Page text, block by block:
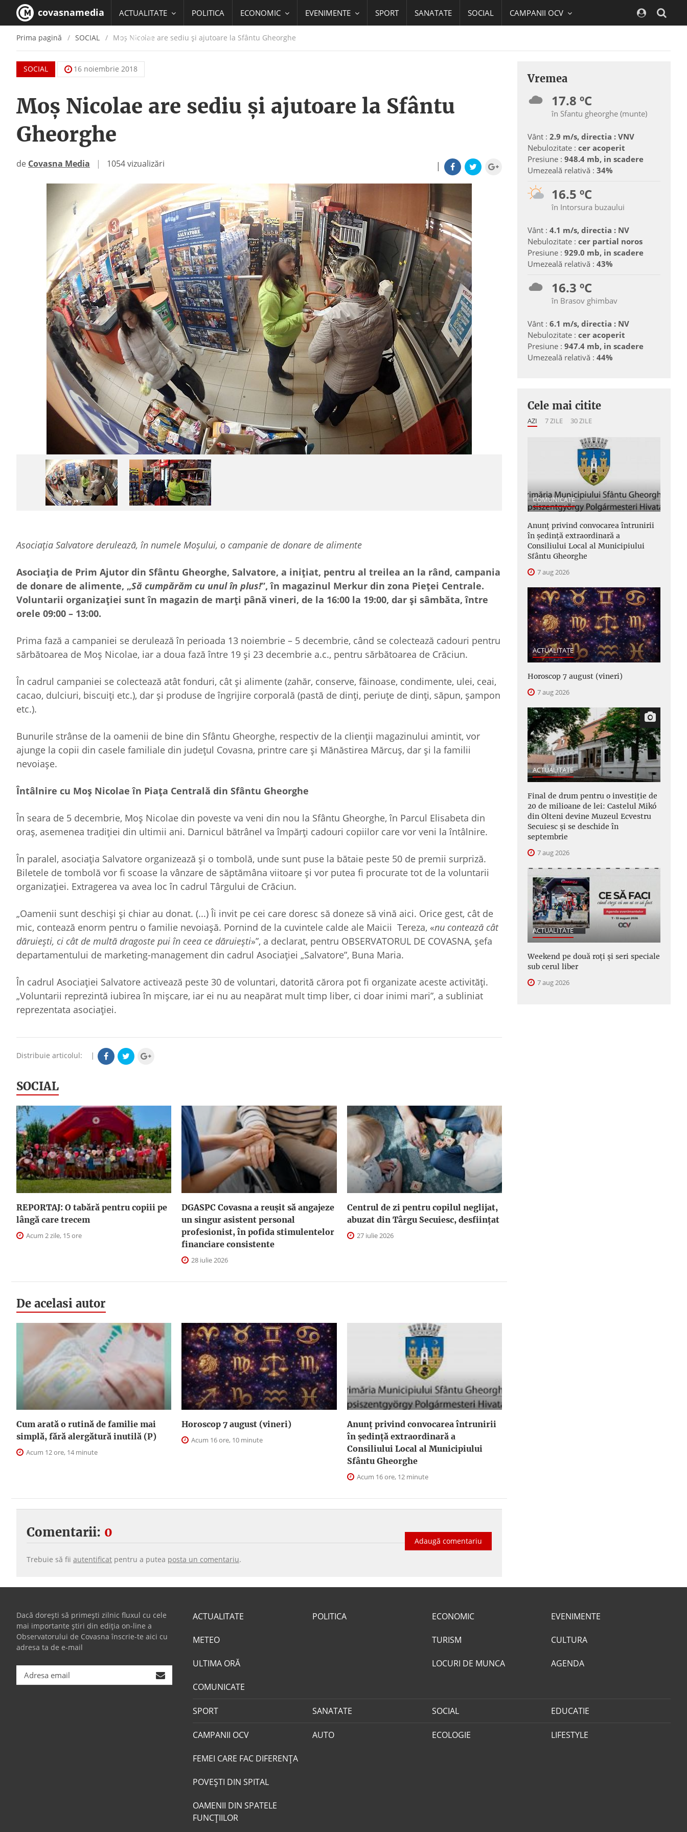
covasnamedia ACTUALITATE POLITICA ECONOMIC EVENIMENTE SPORT SANATATE SOCIAL CAMPANII OCV
EDUCATIE
Prima pagină SOCIAL Moș Nicolae are sediu și ajutoare la Sfântu Gheorghe
SOCIAL 16 noiembrie 2018
Moș Nicolae are sediu și ajutoare la Sfântu
Gheorghe
|
de Covasna Media | 1054 vizualizări
Asociația Salvatore derulează, în numele Moșului, o campanie de donare de alimente
Asociația de Prim Ajutor din Sfântu Gheorghe, Salvatore, a inițiat, pentru al treilea an la rând, campania
de donare de alimente, „Să cumpărăm cu unul în plus!”, în magazinul Merkur din zona Pieței Centrale.
Voluntarii organizației sunt în magazin de marți până vineri, de la 16:00 la 19:00, dar și sâmbăta, între
orele 09:00 – 13:00.
Prima fază a campaniei se derulează în perioada 13 noiembrie – 5 decembrie, când se colectează cadouri pentru
sărbătoarea de Moș Nicolae, iar a doua fază între 19 și 23 decembrie a.c., pentru sărbătoarea de Crăciun.
În cadrul campaniei se colectează atât fonduri, cât și alimente (zahăr, conserve, făinoase, condimente, ulei, ceai,
cacao, dulciuri, biscuiți etc.), dar și produse de îngrijire corporală (pastă de dinți, periuțe de dinți, săpun, șampon
etc.).
Bunurile strânse de la oamenii de bine din Sfântu Gheorghe, respectiv de la clienții magazinului amintit, vor
ajunge la copii din casele familiale din județul Covasna, printre care și Mănăstirea Mărcuș, dar și la familii
nevoiașe.
Întâlnire cu Moș Nicolae în Piața Centrală din Sfântu Gheorghe
În seara de 5 decembrie, Moș Nicolae din poveste va veni din nou la Sfântu Gheorghe, în Parcul Elisabeta din
oraș, asemenea tradiției din ultimii ani. Darnicul bătrânel va împărți cadouri copiilor care vor veni la întâlnire.
În paralel, asociația Salvatore organizează și o tombolă, unde sunt puse la bătaie peste 50 de premii surpriză.
Biletele de tombolă vor fi scoase la vânzare de săptămâna viitoare și vor putea fi procurate tot de la voluntarii
organizației. Extragerea va avea loc în cadrul Târgului de Crăciun.
„Oamenii sunt deschiși și chiar au donat. (...) Îi invit pe cei care doresc să doneze să vină aici. Orice gest, cât de
mic, contează enorm pentru o familie nevoiașă. Pornind de la cuvintele calde ale Maicii Tereza, «nu contează cât
dăruiești, ci cât de multă dragoste pui în ceea ce dăruiești»”, a declarat, pentru OBSERVATORUL DE COVASNA, șefa
departamentului de marketing-management din cadrul Asociației „Salvatore”, Buna Maria.
În cadrul Asociației Salvatore activează peste 30 de voluntari, datorită cărora pot fi organizate aceste activități.
„Voluntarii reprezintă iubirea în mișcare, iar ei nu au neapărat mult timp liber, ci doar inimi mari”, a subliniat
reprezentata asociației.
Distribuie articolul: |
SOCIAL
REPORTAJ: O tabără pentru copiii pe
lângă care trecem
Acum 2 zile, 15 ore
DGASPC Covasna a reuşit să angajeze
un singur asistent personal
profesionist, în pofida stimulentelor
financiare consistente
28 iulie 2026
Centrul de zi pentru copilul neglijat,
abuzat din Târgu Secuiesc, desfiinţat
27 iulie 2026
De acelasi autor
Cum arată o rutină de familie mai
simplă, fără alergătură inutilă (P)
Acum 12 ore, 14 minute
Horoscop 7 august (vineri)
Acum 16 ore, 10 minute
Anunţ privind convocarea întrunirii
în şedinţă extraordinară a
Consiliului Local al Municipiului
Sfântu Gheorghe
Acum 16 ore, 12 minute
Comentarii: 0
Adaugă comentariu
Trebuie să fii autentificat pentru a putea posta un comentariu.
Vremea
17.8 ºC
în Sfantu gheorghe (munte)
Vânt : 2.9 m/s, directia : VNV
Nebulozitate : cer acoperit
Presiune : 948.4 mb, in scadere
Umezeală relativă : 34%
16.5 ºC
în Intorsura buzaului
Vânt : 4.1 m/s, directia : NV
Nebulozitate : cer partial noros
Presiune : 929.0 mb, in scadere
Umezeală relativă : 43%
16.3 ºC
în Brasov ghimbav
Vânt : 6.1 m/s, directia : NV
Nebulozitate : cer acoperit
Presiune : 947.4 mb, in scadere
Umezeală relativă : 44%
Cele mai citite
AZI 7 ZILE 30 ZILE
COMUNICATE
Anunţ privind convocarea întrunirii
în şedinţă extraordinară a
Consiliului Local al Municipiului
Sfântu Gheorghe
7 aug 2026
ACTUALITATE
Horoscop 7 august (vineri)
7 aug 2026
ACTUALITATE
Final de drum pentru o investiție de
20 de milioane de lei: Castelul Mikó
din Olteni devine Muzeul Ecvestru
Secuiesc și se deschide în
septembrie
7 aug 2026
ACTUALITATE
Weekend pe două roți și seri speciale
sub cerul liber
7 aug 2026
Dacă dorești să primești zilnic fluxul cu cele
mai importante știri din ediția on-line a
Observatorului de Covasna înscrie-te aici cu
adresa ta de e-mail
ACTUALITATE
METEO
ULTIMA ORĂ
COMUNICATE
POLITICA ECONOMIC
TURISM
LOCURI DE MUNCA
EVENIMENTE
CULTURA
AGENDA
SPORT SANATATE SOCIAL EDUCATIE
CAMPANII OCV
FEMEI CARE FAC DIFERENȚA
POVEŞTI DIN SPITAL
OAMENII DIN SPATELE
FUNCŢIILOR
AUTO ECOLOGIE LIFESTYLE